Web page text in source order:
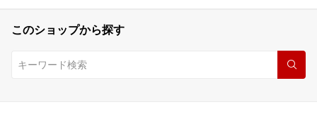
このショップから探す